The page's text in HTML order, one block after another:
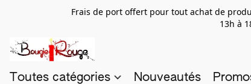
Frais de port offert pour tout achat de
13h à
Toutes catégories Nouveautés